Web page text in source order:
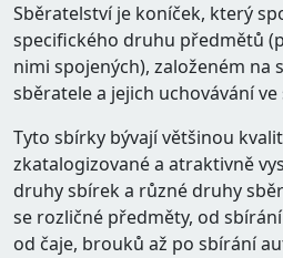
Sběratelství je koníček, který
specifického druhu předmětů
nimi spojených), založeném na
sběratele a jejich uchovávání ve
Tyto sbírky bývají většinou
zkatalogizované a atraktivně
druhy sbírek a různé druhy
se rozličné předměty, od
od čaje, brouků až po sbírání